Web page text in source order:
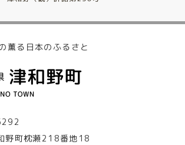
薫る日本のふるさと
野町枕瀬218番地18